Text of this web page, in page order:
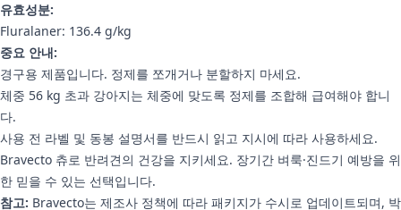
유효성분:
Fluralaner: 136.4 g/kg
중요 안내:
경구용 제품입니다. 정제를 쪼개거나 분할하지 마세요.
체중 56 kg 초과 강아지는 체중에 맞도록 정제를 조합해 급여해야 합니
다.
사용 전 라벨 및 동봉 설명서를 반드시 읽고 지시에 따라 사용하세요.
Bravecto 츄로 반려견의 건강을 지키세요. 장기간 벼룩·진드기 예방을 위
한 믿을 수 있는 선택입니다.
참고: Bravecto는 제조사 정책에 따라 패키지가 수시로 업데이트되며, 박